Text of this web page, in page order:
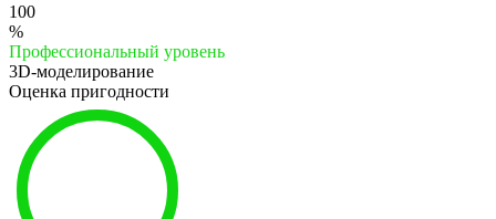
100
%
Профессиональный уровень
3D-моделирование
Оценка пригодности